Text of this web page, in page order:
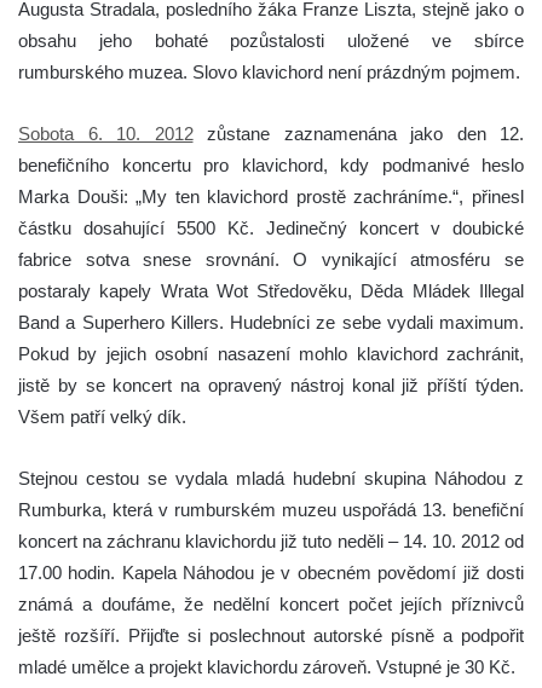
Augusta Stradala, posledního žáka Franze Liszta, stejně jako o
obsahu jeho bohaté pozůstalosti uložené ve sbírce
rumburského muzea. Slovo klavichord není prázdným pojmem.
Sobota 6. 10. 2012zůstane zaznamenána jako den 12.
benefičního koncertu pro klavichord, kdy podmanivé heslo
Marka Douši: „My ten klavichord prostě zachráníme.“, přinesl
částku dosahující 5500 Kč. Jedinečný koncert v doubické
fabrice sotva snese srovnání. O vynikající atmosféru se
postaraly kapely Wrata Wot Středověku, Děda Mládek Illegal
Band a Superhero Killers. Hudebníci ze sebe vydali maximum.
Pokud by jejich osobní nasazení mohlo klavichord zachránit,
jistě by se koncert na opravený nástroj konal již příští týden.
Všem patří velký dík.
Stejnou cestou se vydala mladá hudební skupina Náhodou z
Rumburka, která v rumburském muzeu uspořádá 13. benefiční
koncert na záchranu klavichordu již tuto neděli – 14. 10. 2012 od
17.00 hodin. Kapela Náhodou je v obecném povědomí již dosti
známá a doufáme, že nedělní koncert počet jejích příznivců
ještě rozšíří. Přijďte si poslechnout autorské písně a podpořit
mladé umělce a projekt klavichordu zároveň. Vstupné je 30 Kč.